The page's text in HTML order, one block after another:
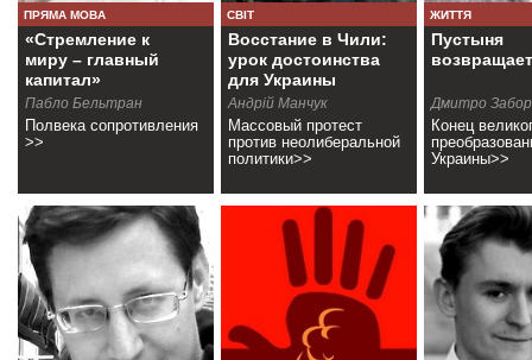
ПРЯМА МОВА
«Стремление к
миру – главный
капитал»
Пабло Бельтран
Полвека сопротивления
>>
СВІТ
Восстание в Чили:
урок достоинства
для Украины
Андрій Манчук
Массовый протест
против неолиберальной
политики>>
ЖИТТЯ
Пустыня
Дмитро
Конец
Украины>>